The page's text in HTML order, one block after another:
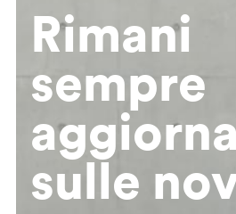
Rimani
sempre
sulle